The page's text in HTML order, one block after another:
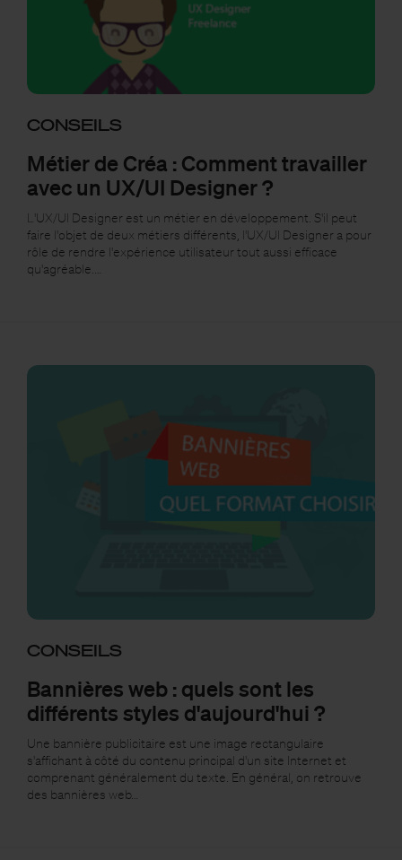
CONSEILS
Métier de Créa : Comment travailler
avec un UX/UI Designer ?
L'UX/UI Designer est un métier en développement. S'il peut
faire l'objet de deux métiers différents, l'UX/UI Designer a pour
rôle de rendre l'expérience utilisateur tout aussi efficace
qu'agréable.…
CONSEILS
Bannières web : quels sont les
différents styles d'aujourd'hui ?
Une bannière publicitaire est une image rectangulaire
s'affichant à côté du contenu principal d'un site Internet et
comprenant généralement du texte. En général, on retrouve
des bannières web…